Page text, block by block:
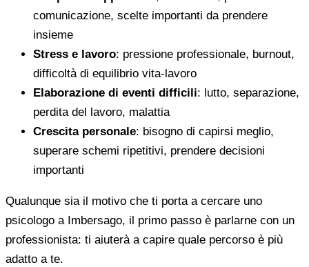
comunicazione, scelte importanti da prendere
insieme
Stress e lavoro: pressione professionale, burnout,
difficoltà di equilibrio vita-lavoro
Elaborazione di eventi difficili: lutto, separazione,
perdita del lavoro, malattia
Crescita personale: bisogno di capirsi meglio,
superare schemi ripetitivi, prendere decisioni
importanti
Qualunque sia il motivo che ti porta a cercare uno
psicologo a Imbersago, il primo passo è parlarne con un
professionista: ti aiuterà a capire quale percorso è più
adatto a te.